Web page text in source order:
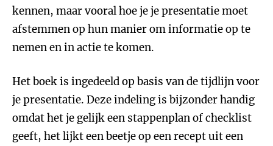
kennen, maar vooral hoe je je presentatie moet
afstemmen op hun manier om informatie op te
nemen en in actie te komen.
Het boek is ingedeeld op basis van de tijdlijn voor
je presentatie. Deze indeling is bijzonder handig
omdat het je gelijk een stappenplan of checklist
geeft, het lijkt een beetje op een recept uit een